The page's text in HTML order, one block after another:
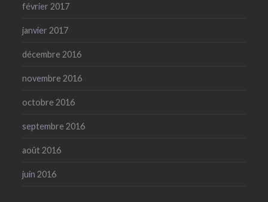
février 2017
janvier 2017
décembre 2016
novembre 2016
octobre 2016
septembre 2016
août 2016
juin 2016